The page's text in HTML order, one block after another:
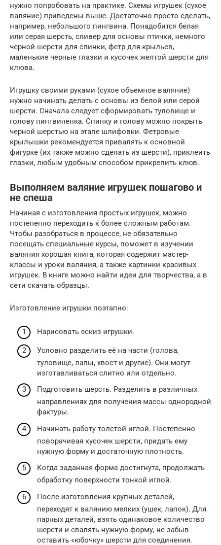
нужно попробовать на практике. Схемы игрушек (сухое
валяние) приведены выше. Достаточно просто сделать,
например, небольшого пингвина. Понадобится белая
или серая шерсть, сливер для основы птички, немного
черной шерсти для спинки, фетр для крыльев,
маленькие черные глазки и кусочек желтой шерсти для
клюва.
Игрушку своими руками (сухое объемное валяние)
нужно начинать делать с основы из белой или серой
шерсти. Сначала следует сформировать туловище и
голову пингвиненка. Спинку и голову можно покрыть
черной шерстью на этапе шлифовки. Фетровые
крылышки рекомендуется привалять к основной
фигурке (их также можно сделать из шерсти), приклеить
глазки, любым удобным способом прикрепить клюв.
Выполняем валяние игрушек пошагово и
не спеша
Начиная с изготовления простых игрушек, можно
постепенно переходить к более сложным работам.
Чтобы разобраться в процессе, не обязательно
посещать специальные курсы, поможет в изучении
валяния хорошая книга, которая содержит мастер-
классы и уроки валяния, а также картинки красивых
игрушек. В книге можно найти идеи для творчества, а в
сети скачать образцы.
Изготовление игрушки поэтапно:
Нарисовать эскиз игрушки.
Условно разделить её на части (голова,
туловище, лапы, хвост и другие). Они могут
изготавливаться слитно или отдельно.
Подготовить шерсть. Разделить в различных
направлениях для получения массы однородной
фактуры.
Начинать работу толстой иглой. Постепенно
поворачивая кусочек шерсти, придать ему
нужную форму и достаточную плотность.
Когда заданная форма достигнута, продолжать
обработку поверхности тонкой иглой.
После изготовления крупных деталей,
переходят к валянию мелких (ушек, лапок). Для
парных деталей, взять одинаковое количество
шерсти и свалять нужную форму, не забыв
оставить «юбочку» шерсти для соединения.